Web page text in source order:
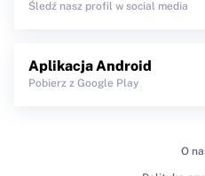
Śledź nasz profil w social media
Aplikacja Android
Pobierz z Google Play
O